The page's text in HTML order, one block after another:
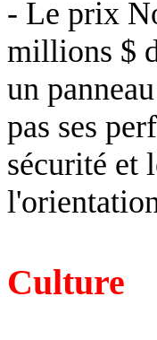
- Le prix
millions $
un
pas ses
sécurité et
Culture